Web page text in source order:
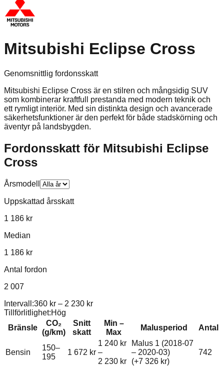
Mitsubishi Eclipse Cross
Genomsnittlig fordonsskatt
Mitsubishi Eclipse Cross är en stilren och mångsidig SUV
som kombinerar kraftfull prestanda med modern teknik och
ett rymligt interiör. Med sin distinkta design och avancerade
säkerhetsfunktioner är den perfekt för både stadskörning och
äventyr på landsbygden.
Fordonsskatt för Mitsubishi Eclipse
Cross
Årsmodell
Uppskattad årsskatt
1 186 kr
Median
1 186 kr
Antal fordon
2 007
Intervall:360 kr – 2 230 kr
Tillförlitlighet:Hög
Bränsle
CO₂
(g/km)
Snitt
skatt
Min –
Max
Malusperiod Antal
Bensin
150–
195
1 672 kr
1 240 kr
–
2 230 kr
Malus 1 (2018-07
– 2020-03)
(+7 326 kr)
742